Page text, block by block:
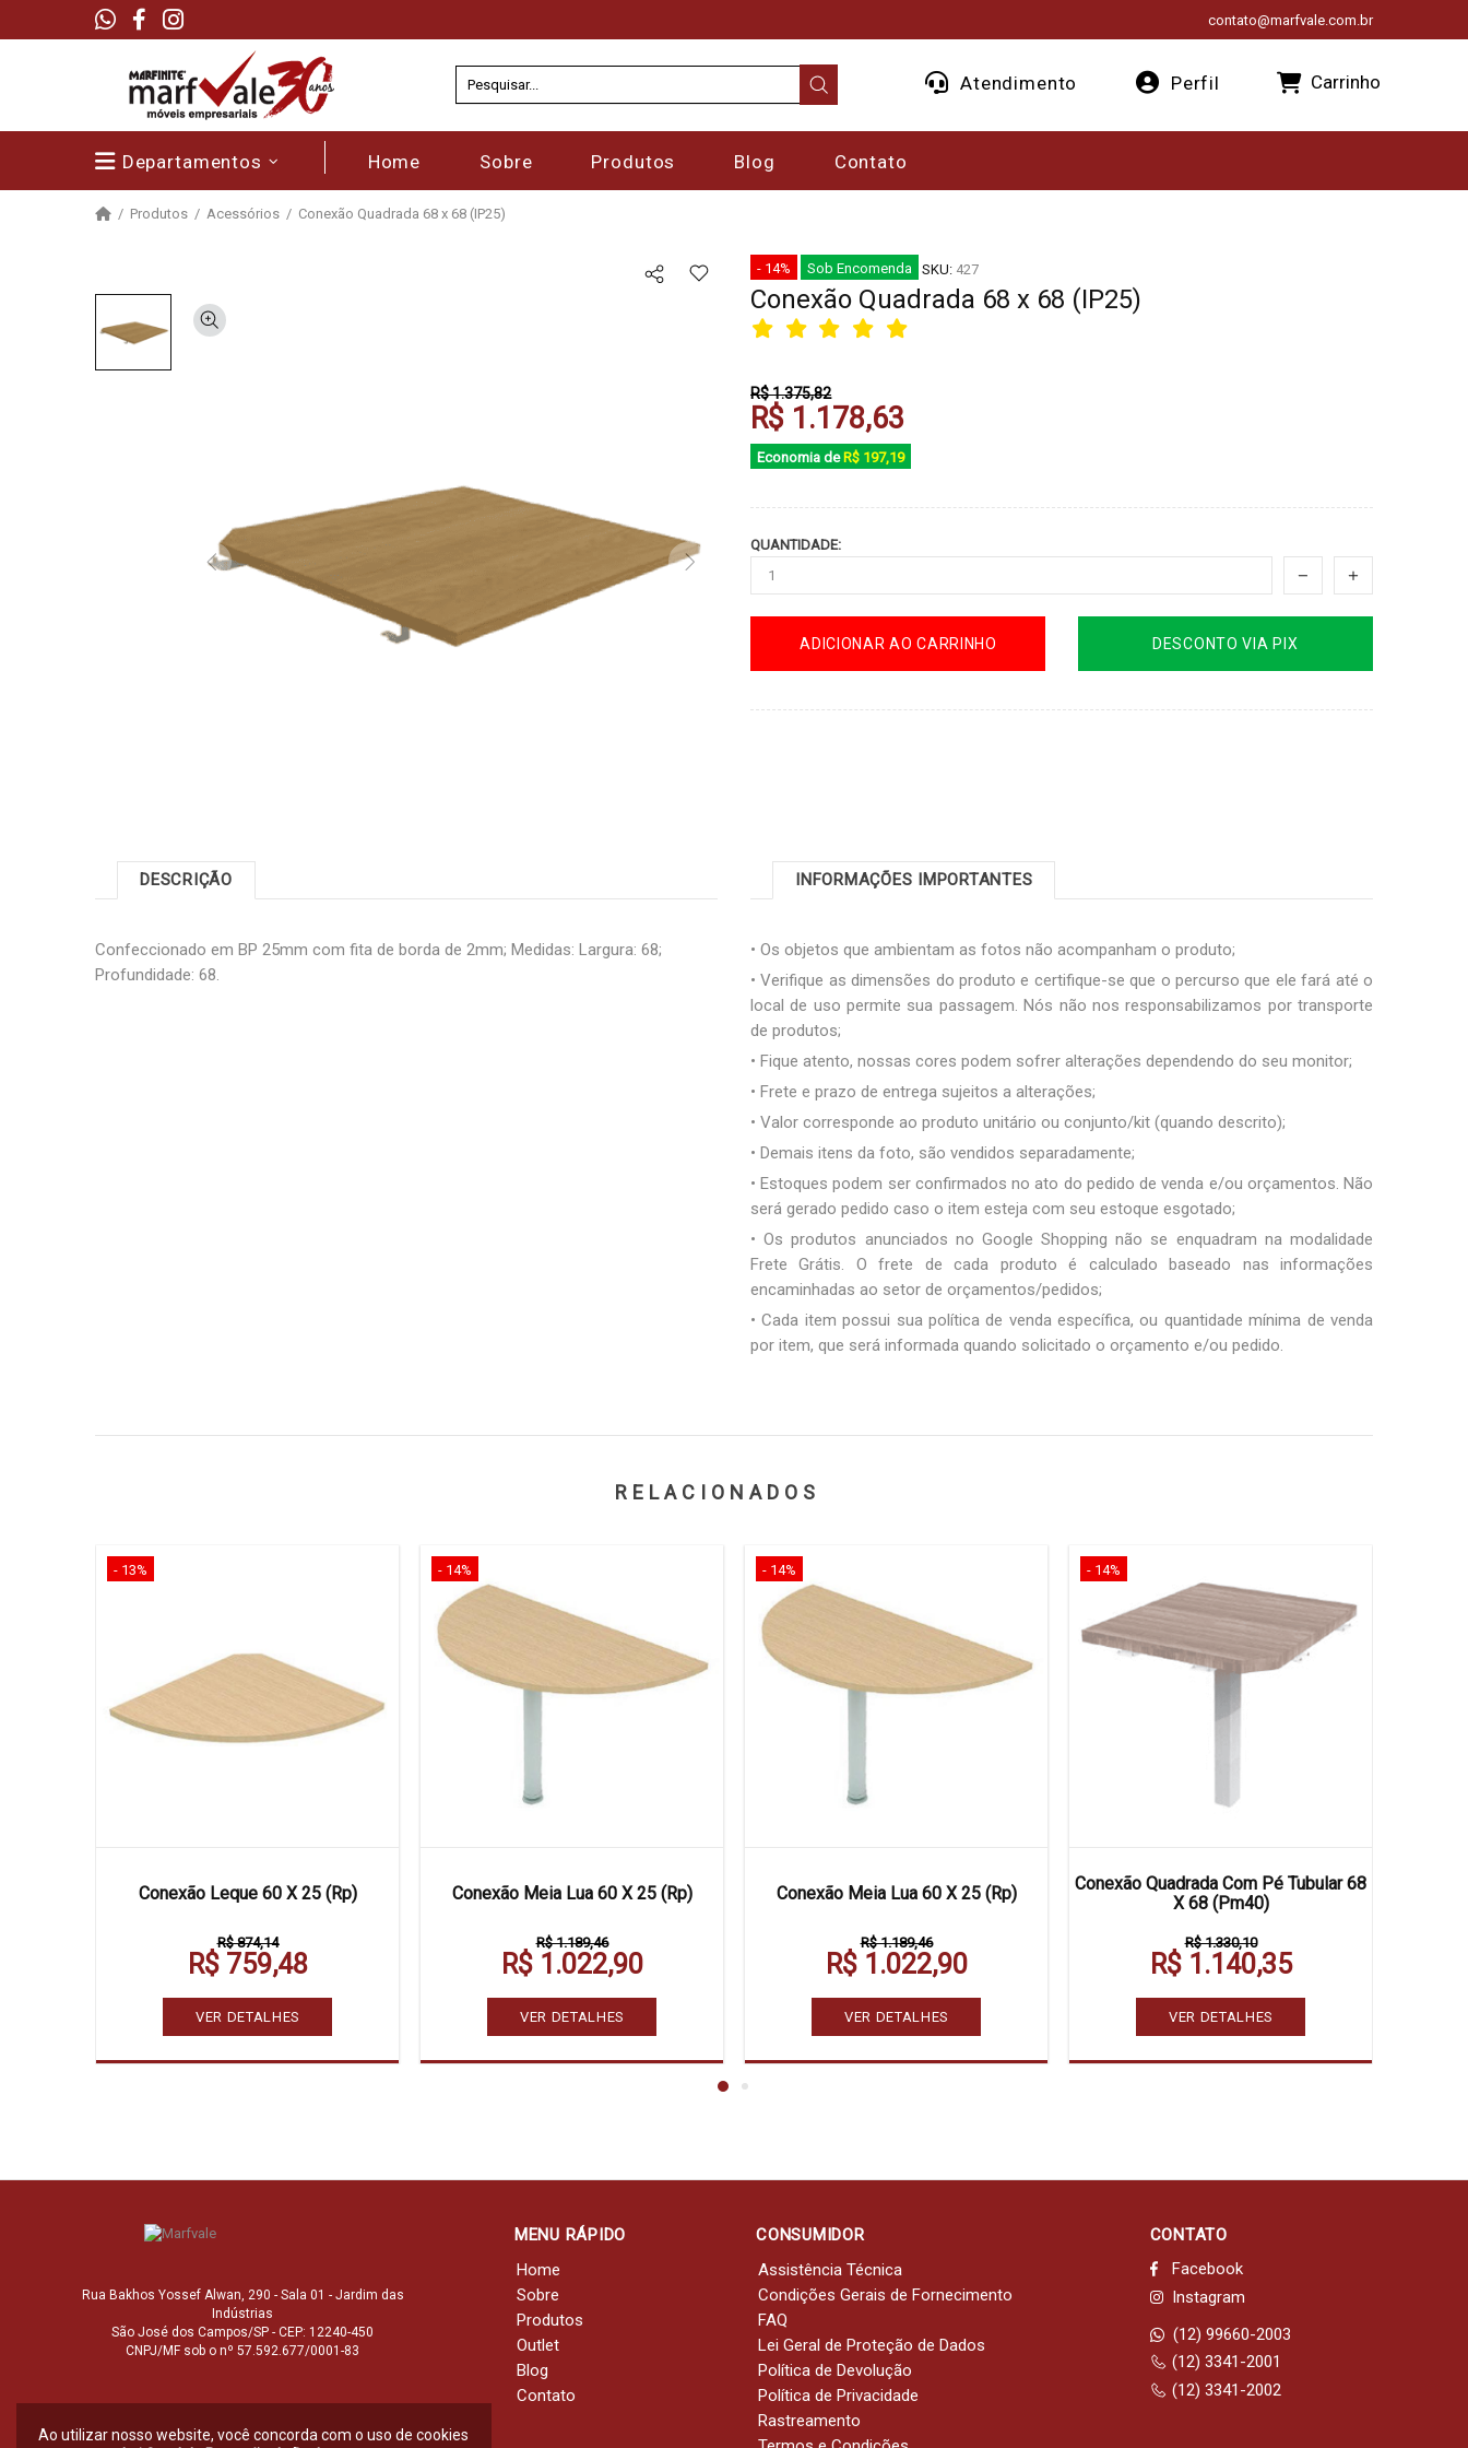
contato@marfvale.com.br
Atendimento Perfil Carrinho
Departamentos Home Sobre Produtos Blog Contato
Produtos Acessórios Conexão Quadrada 68 x 68 (IP25)
- 14% Sob Encomenda SKU: 427
Conexão Quadrada 68 x 68 (IP25)
R$ 1.375,82
R$ 1.178,63
Economia de R$ 197,19
QUANTIDADE:
ADICIONAR AO CARRINHO DESCONTO VIA PIX
DESCRIÇÃO
Confeccionado em BP 25mm com fita de borda de 2mm; Medidas: Largura: 68;
Profundidade: 68.
INFORMAÇÕES IMPORTANTES
• Os objetos que ambientam as fotos não acompanham o produto;
• Verifique as dimensões do produto e certifique-se que o percurso que ele fará até o
local de uso permite sua passagem. Nós não nos responsabilizamos por transporte
de produtos;
• Fique atento, nossas cores podem sofrer alterações dependendo do seu monitor;
• Frete e prazo de entrega sujeitos a alterações;
• Valor corresponde ao produto unitário ou conjunto/kit (quando descrito);
• Demais itens da foto, são vendidos separadamente;
• Estoques podem ser confirmados no ato do pedido de venda e/ou orçamentos. Não
será gerado pedido caso o item esteja com seu estoque esgotado;
• Os produtos anunciados no Google Shopping não se enquadram na modalidade
Frete Grátis. O frete de cada produto é calculado baseado nas informações
encaminhadas ao setor de orçamentos/pedidos;
• Cada item possui sua política de venda específica, ou quantidade mínima de venda
por item, que será informada quando solicitado o orçamento e/ou pedido.
RELACIONADOS
- 13%
Conexão Leque 60 X 25 (Rp)
R$ 874,14
R$ 759,48
VER DETALHES
- 14%
Conexão Meia Lua 60 X 25 (Rp)
R$ 1.189,46
R$ 1.022,90
VER DETALHES
- 14%
Conexão Meia Lua 60 X 25 (Rp)
R$ 1.189,46
R$ 1.022,90
VER DETALHES
- 14%
Conexão Quadrada Com Pé Tubular 68
X 68 (Pm40)
R$ 1.330,10
R$ 1.140,35
VER DETALHES
Rua Bakhos Yossef Alwan, 290 - Sala 01 - Jardim das
Indústrias
São José dos Campos/SP - CEP: 12240-450
CNPJ/MF sob o nº 57.592.677/0001-83
MENU RÁPIDO
Home
Sobre
Produtos
Outlet
Blog
Contato
CONSUMIDOR
Assistência Técnica
Condições Gerais de Fornecimento
FAQ
Lei Geral de Proteção de Dados
Política de Devolução
Política de Privacidade
Rastreamento
CONTATO
Facebook
Instagram
(12) 99660-2003
(12) 3341-2001
(12) 3341-2002
Ao utilizar nosso website, você concorda com o uso de cookies